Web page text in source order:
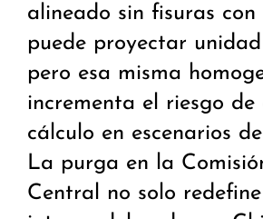
alineado sin fisuras con
puede proyectar
pero esa misma
incrementa el riesgo de
cálculo en escenarios
La purga en la
Central no solo